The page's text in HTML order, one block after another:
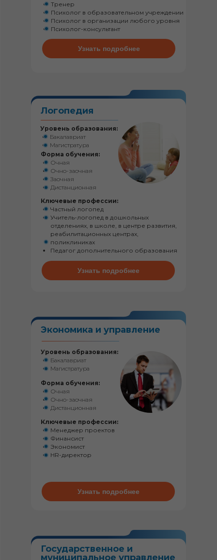
Экономика и управление
Государственное и
муниципальное управление
Логопедия
Уровень образования:
Бакалавриат
Магистратура
Форма обучения:
Очная
Очно-заочная
Дистанционная
Форма обучения:
Очная
Очно-заочная
Заочная
Дистанционная
Тренер
Психолог в образовательном учреждении
Психолог в организации любого уровня
Психолог-консультант
Ключевые профессии:
Менеджер проектов
Финансист
Экономист
HR-директор
Ключевые профессии:
Частный логопед
Учитель-логопед в дошкольных
отделениях, в школе, в центре развития,
реабилитационных центрах,
поликлиниках
Педагог дополнительного образования
Узнать подробнее
Узнать подробнее
Узнать подробнее
Уровень образования:
Бакалавриат
Магистратура